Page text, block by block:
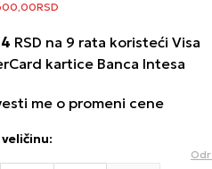
RSD
RSD na 9 rata koristeći Visa
kartice Banca Intesa
me o promeni cene
: